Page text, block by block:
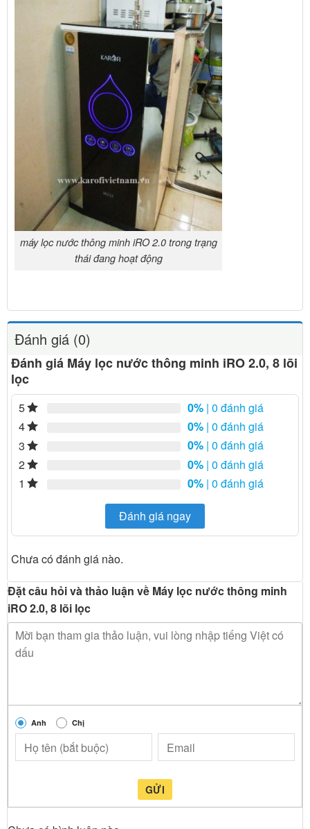
máy lọc nước thông minh iRO 2.0 trong trạng
thái đang hoạt động
Đánh giá (0)
Đánh giá Máy lọc nước thông minh iRO 2.0, 8 lõi
lọc
5 0% | 0 đánh giá
4
0% | 0 đánh giá
3
0% | 0 đánh giá
2
0% | 0 đánh giá
1
0% | 0 đánh giá
Đánh giá ngay
Chưa có đánh giá nào.
Đặt câu hỏi và thảo luận về Máy lọc nước thông minh
iRO 2.0, 8 lõi lọc
Anh Chị
GỬI